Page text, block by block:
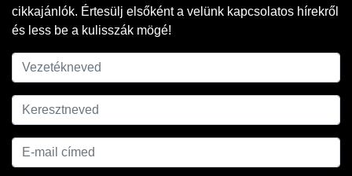
cikkajánlók. Értesülj elsőként a velünk kapcsolatos hírekről
és less be a kulisszák mögé!